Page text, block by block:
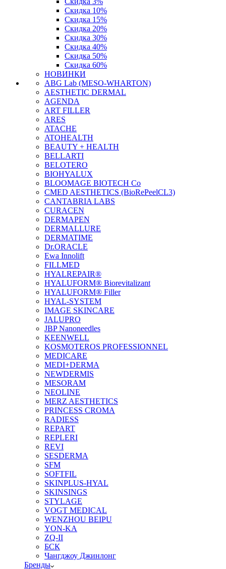
Скидка 10%
Скидка 15%
Скидка 20%
Скидка 30%
Скидка 40%
Скидка 50%
Скидка 60%
НОВИНКИ
ABG Lab (MESO-WHARTON)
AESTHETIC DERMAL
AGENDA
ART FILLER
ARES
ATACHE
ATOHEALTH
BEAUTY + HEALTH
BELLARTI
BELOTERO
BIOHYALUX
BLOOMAGE BIOTECH Co
CMED AESTHETICS (BioRePeelCL3)
CANTABRIA LABS
CURACEN
DERMAPEN
DERMALLURE
DERMATIME
Dr.ORACLE
Ewa Innolift
FILLMED
НYALREPAIR®
HYALUFORM® Biorevitalizant
HYALUFORM® Filler
HYAL-SYSTEM
IMAGE SKINCARE
JALUPRO
JBP Nanoneedles
KEENWELL
KOSMOTEROS PROFESSIONNEL
MEDICARE
MEDI+DERMA
NEWDERMIS
MESORAM
NEOLINE
MERZ AESTHETICS
PRINCESS CROMA
RADIESS
REPART
REPLERI
REVI
SESDERMA
SFM
SOFTFIL
SKINPLUS-HYAL
SKINSINGS
STYLAGE
VOGT MEDICAL
WENZHOU BEIPU
YON-KA
ZQ-II
БСК
Чангджоу Джинлонг
Бренды